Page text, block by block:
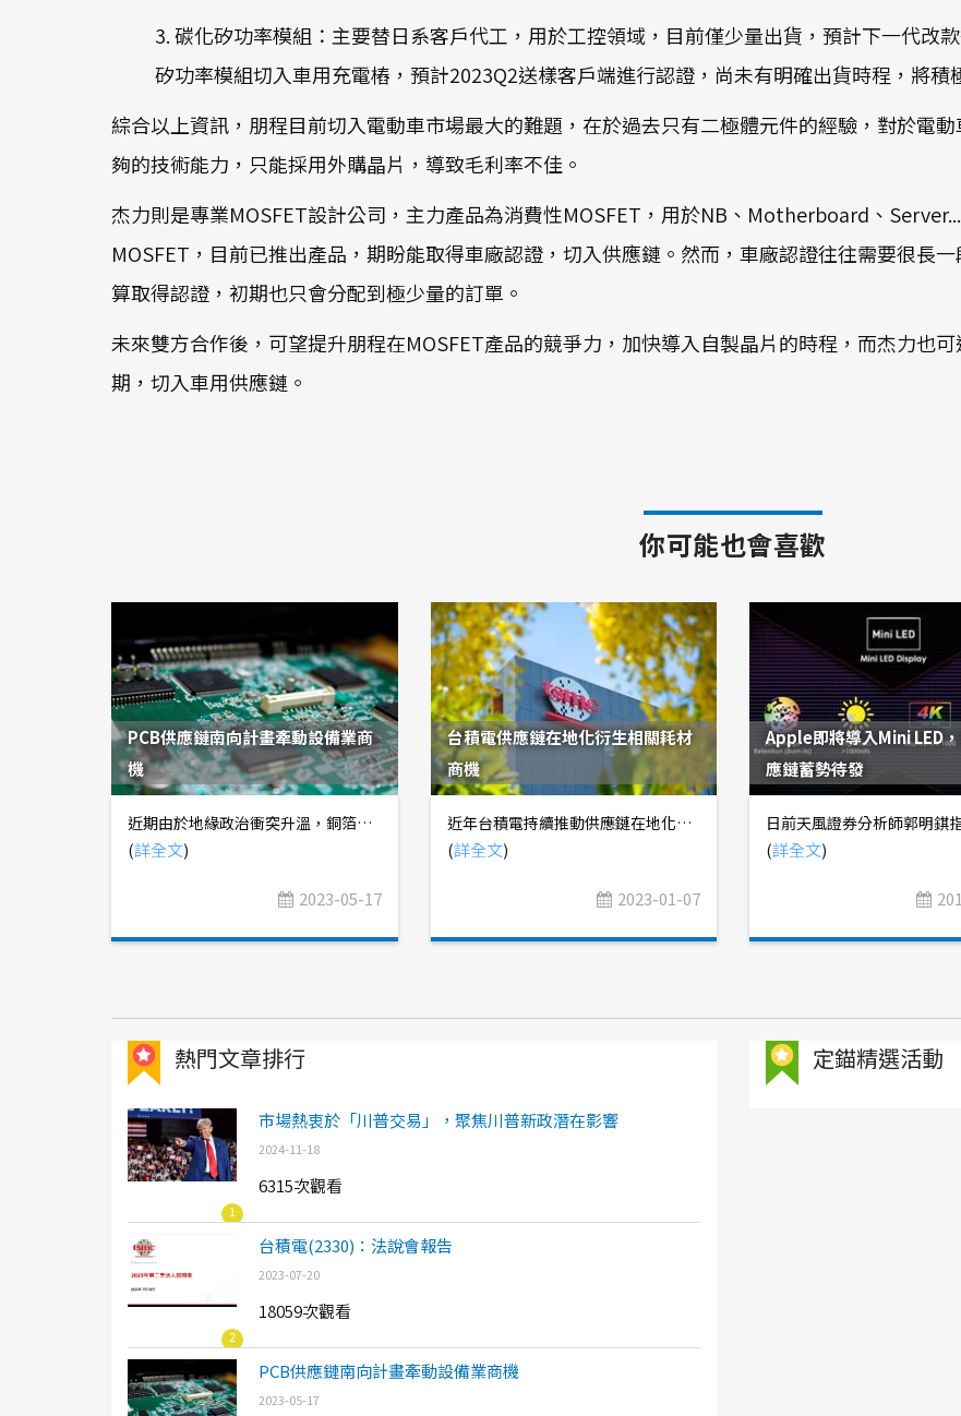
3. 碳化矽功率模組：主要替日系客戶代工，用於工控領域，目前僅少量出貨，預計下一代改
矽功率模組切入車用充電樁，預計2023Q2送樣客戶端進行認證，尚未有明確出貨時程，將積
綜合以上資訊，朋程目前切入電動車市場最大的難題，在於過去只有二極體元件的經驗，對於電
夠的技術能力，只能採用外購晶片，導致毛利率不佳。
杰力則是專業MOSFET設計公司，主力產品為消費性MOSFET，用於NB、Motherboard、
MOSFET，目前已推出產品，期盼能取得車廠認證，切入供應鏈。然而，車廠認證往往需要很長
算取得認證，初期也只會分配到極少量的訂單。
未來雙方合作後，可望提升朋程在MOSFET產品的競爭力，加快導入自製晶片的時程，而杰力也
期，切入車用供應鏈。
你可能也會喜歡
PCB供應鏈南向計畫牽動設備業商
機
近期由於地緣政治衝突升溫，銅箔基板(CCL)業者在客戶分散產地的要求下，陸續公佈前往泰國設廠的計畫。 1) 台燿：2023年5月4日召開法說會，公佈2023Q1財報，提及本季從中國匯出新台幣21億元，被課徵所得稅率20%，折合所得稅費用約4.2億元，導致2023Q1財報虧損。據了解，公司從中國匯出資金，主要是為了前往泰國設廠，該廠房一期產能30萬張/月，2025年正式投產，未來視客戶需求可逐步擴充至90~120萬張/月。 2) 聯茂：2023年3月開始，分階段完成建廠計畫，預計2025年初正式投產，該廠房一期投資金額15.36億元，約當於產能30萬張/月。 3) 台光電：2021年購置桃園大園廠土地，原先規畫建立最先進載板產線及研發中心，一期產能30萬張/月，但近期暫緩投資，轉向前往泰國設廠，預計2025年正式投產。 由於CCL廠商前往泰國設廠的計畫，需經歷購置土地、進行環評......等多項程序，預期廠房主建物將於2024年陸續完工，2024年底以前進駐設備並開始試產，2025上半年正式投產。 CCL製造流程(詳見【圖一】)，是運用含浸機，讓樹脂充分滲入玻纖布的空隙中，再運用塗佈機上膠，稱為「膠片」；接著再把膠片與銅箔黏合，在高溫高壓下，形成積層板。國內CCL設備最具代表性的廠商為亞泰金屬，該公司提供含浸機、塗佈機，除了供應CCL、軟性銅箔基板(FCCL)客戶以外，也可用於被動元件、鋰電池、碳纖維......等不同領域。 【圖一】銅箔基板製作流程 泰國原本就是PCB產業重鎮，包括泰鼎-KY、競國、敬鵬......等廠商，皆在當地設有廠房。 1) 泰鼎-KY：近期進行泰國三廠擴建計畫，完工後產能可達100萬平方公尺/月，主要生產8層以下光電板、車用板......等，近年也積極開發高階HDI板技術，但目前為止出貨規模不大。 2) 競國：泰國廠產能10萬平方公尺/月，約佔公司總產能40%，主要生產8層以下車用板、家電板......等。 3) 敬鵬：車用板營收佔比高達80%以上，以規格較低的傳統板為主，泰國廠目前佔公司總產能約9%，未來公司將逐步將中國廠產能轉移至泰國。 由於上述幾家公司主要生產10層以下傳統版，通常採用規格較低的標準型CCL，主要供應商為南亞、建滔......等。近期台光電、台燿、聯茂前往泰國設廠，並非是有意經營這幾家客戶，而是看準欣興、華通、臻鼎-KY......等，專注於IC載板、HDI板、網通板、伺服器板......等高階產品的廠商，陸續公佈前往東南亞設廠的計畫。 1) 欣興：2023年4月21日發佈重訊，斥資12.3億泰銖，取得工業用地，但並未說明詳細擴產計畫。 2) 景碩：目前尚未決定是否前往東南亞設廠，但確實有收到客戶要求，將優先考慮馬來西亞，而非泰國，主因馬來西亞半導體封測產業鏈相對較完整。 3) 南電：正在評估於東南亞設廠，泰國、馬來西亞、越南都是可能選項。 4) 金像電：2023年5月11日發布重訊，將斥資4,500萬美元，前往泰國設立子公司，預計2023年動土。 5) 華通：2023年4月26日發佈重訊，斥資9.6億泰銖，取得工業用地，預計2023年底以前完成土木工程，最快2024年正式投產，優先滿足衛星板客戶的需求。 6) 定穎：2022年10月21日發布重訊，斥資2.88億泰銖，取得工業用地，預計2024Q4正式投產，第一期產能5~6萬平方公尺/月，工廠採用高度自動化的智慧工廠，產品主要是多層板、HDI板，以及含有高頻/高速材料的ADAS、毫米波雷達板、網通板、伺服器板......等。 7) 滬士電：2023年5月3日發布重訊，董事會已通過前往泰國投資意向，預計斥資10億泰銖，滿足客戶分散產地的需求。 8) 志超：2022年11月25日發布重訊，將斥資1,000萬美元，前往越南設立子公司，主要生產NB板、光電板。 由於多數PCB廠商皆在2022~2023年取得土地，並開始進行土木工程，預計2024年廠房主建物陸續完工，2025年正式投產，故PCB設備業者將在2024年受惠於新廠進駐設備的商機。原則上，在新廠開始動土後，PCB廠商會陸續釋出設備採購訂單，接到訂單的設備廠商會收到一筆訂金，帳列「合約負債」；在廠房主建物完工後，開始進行設備點交、裝機、驗收，設備廠商會收到一筆尾款，並將「合約負債」實現為營收，時間點通常在正式量產前2~3個季度，故後續應密切追蹤各家設備廠商「合約負債」增減情形。 PCB製造流程，是先用CNC機台，將銅箔基板裁切成需要的面積，裁切所需的CNC設備，通常是由工具機廠商提供，例如友佳、亞崴、東台、高鋒、喬福、程泰、福裕、瀧澤科......等。 如果是結構較簡單的單層板、雙層板，在裁切完畢後，即可進行鑽孔，並根據孔的用途不同，決定後續是否要在孔內進行電鍍。如果是用於打件，或是連通不同層板之間的電路，則需要在孔內不導電的樹脂、玻璃纖維上鍍一層銅，故又稱為「一次銅」；如果只是為了卡外部結構、連接器，預留鎖螺絲的孔位，則無須進行電鍍。 鑽孔製程可分為機械鑽孔、雷射鑽孔兩大類，供應商包括東台、大量科技、瀧澤科......等，機械鑽孔所需鑽針供應商包括Union Tool、尖點、高僑、凱崴......等。鑽孔的孔型是否完整，以及電鍍填孔是否能使表面平整，將影響到產品品質。 至於結構較複雜的多層板，則需要先製作內層(詳見【圖二】)，先經由塗佈設備，在銅箔基板表面塗佈一層感光乾膜，再用烘烤設備將表面烘乾，台系PCB塗佈、烘烤設備廠包括群翊、志聖、科嶠......等。接著再以負片流程繪製電路，亦即內層底片電路圖案是透明的，在曝光製程中，電路圖案的感光乾膜受到光照會產生化學作用而硬化，後續再用顯影劑、蝕刻劑將未感光乾膜及下方銅箔去除，已曝光的部份則用去膜劑將上方硬化的感光乾膜去除、留下銅箔，形成電路圖案，台系PCB曝光、顯影、蝕刻設備廠包括川寶、志聖、揚博......等。接下來用AOI光學檢測設備，確認電路是否繪製無誤，並將電路表面進行棕化處理，防止接觸空氣氧化，並增加表面粗糙度，台系AOI光學檢測設備廠包括牧德、德律、由田......等。 【圖二】PCB內層製作流程 待內層製作完畢後，將內層與外層進行壓合、鑽孔，建立主結構後，再以正片流程繪製外層電路，亦即外層底片電路圖案是不透明的，在曝光製程中，非電路圖案的感光乾膜受到光照會產生化學作用而硬化，再用顯影劑把電路圖案部份的未感光乾膜去除，並在電路圖案表面鍍上錫/鉛。 【圖三】PCB外層製作流程-1 接下來再用去膜劑、蝕刻劑將已感光乾膜及下方銅箔去除，露出下方底層基板樹脂，電路圖案部份因有錫、鉛保護不會被去除，再將錫/鉛剝離、留下銅箔，形成電路圖案。最後在PCB表面印上文字，標示相關資訊，並針對外型進行美化後，即可送交檢測、包裝、出貨。 【圖四】PCB外層製作流程-2 以上是PCB製作流程簡介，未來定錨研究團隊也會持續追蹤相關設備廠商，如果需要更新資訊，可加入網站訂閱會員，即可從下方連結進入會員限定版本。 PCB供應鏈南向計畫牽動設備業商機(會員限定)：https://investanchors.com/user/vip_contents/16842279491035
(詳全文)
2023-05-17
台積電供應鏈在地化衍生相關耗材
商機
近年台積電持續推動供應鏈在地化，在烏俄戰爭後，全球半導體產業一度面臨氖氣短缺的問題，導致氖氣價格大幅飆升，更加突顯供應鏈在地化的重要性。綜觀晶圓製造成本結構，矽晶圓佔比約30~35%、光罩佔比約10~15%，化學藥劑、特殊氣體......等佔比約5~10%。儘管化學藥劑、特殊氣體成本佔比不高，卻是攸關製程良率的重要一環，2019年4月台積電南科14B廠就爆發出光阻劑材料汙染事件，導致10萬片晶圓報廢，損失高達5.5億美元。 半導體特殊氣體主要分為四個等級，難度由高到低分別為第一級「合成」、第二級「純化」、第三級「混氣與轉充填」，以及第四級「微量分析、特殊部件設計組裝」，越前段的製程享有越高的毛利率。 而在半導體製程的不同階段，會分別需要使用不同的化學藥劑或特殊氣體(詳見【圖一】)，目前台積電所使用的化學藥劑、特殊氣體，主要是由海外廠商供應，例如特殊氣體供應商普萊克斯(Praxair)、林德(Linde)、大陽日酸(Taiyo Nippon Sanso)、液空(Air Liquide)，光阻劑供應商JSR、信越(Shin Etsu)、杜邦(DuPont)，研磨液供應商Fujimi。 【圖一】半導體製程特殊氣體及化學藥劑 1. 爐管鍍膜、化學氣象沉積(CVD)製程： 主要目的是要讓矽晶圓上附著二氧化矽(SiO2)、(氮化矽)Si3N4薄膜，需要使用一氧化二氮(N2O)、矽甲烷(SiH4)；如果是先進製程，對薄膜的緻密度、平滑性、摻雜兼容性......等要求更高，會需要使用矽乙烷((Si2H6)，產品單價是矽甲烷的100倍；而未來更尖端的製程，有可能會需要使用矽丙烷(Si3H8)，產品單價是矽乙烷的5倍。 在薄膜沉積製程完工後，仍會有一些氣體殘留在設備中，此時需要F2、N2進行清潔，確保設備潔淨度符合標準。 2. 深紫外光(DUV)微影製程： 先在鍍上薄膜的矽晶圓表面，塗佈一層光阻劑，再用準分子雷射將光罩畫好的電路圖轉印到矽晶圓表面，最後用顯影劑將不必要的光阻層去除。由於不同製程節點，將使用不同波長的深紫外光，也會連帶影響到準分子雷射氣體的材質，主要分為氟化氬(ArF)、氟化氪(KrF)兩種。 在製程持續期間內，氟化氬、氟化氪氣體將持續耗損，而氖氣也因暴露在大量離子中而摻入雜質，導致純度降低，每隔一段時間就需要更換。氖氣依照純度區分，可分為粗氖、純氖、電子級氖、電子級氖混氣(Ne Mix)，在烏俄戰爭前，烏克蘭佔全球電子級氖氣供給約70%。 在烏俄戰爭後，全球電子級氖混氣價格大漲數十倍，主因氖氣佔半導體製造的成本比例很低，比起停產的損失，廠商更願意高價收購，以維持產線運作。儘管部份設備業者曾提出減少氖氣用量30%的解決方案，但將會導致設備腔體加速耗損，考量設備折舊成本昂貴，這個方案只能作為暫時性替代，無法成為主流。 然而，近期受到成熟製程晶圓代工產能利用率下滑、記憶體減產、廠商囤貨告一段落......等因素影響，電子級氖混氣價格已大幅回落，短期內恐難以回到年初高點。 3. 蝕刻製程： 根據微影製程所繪製的電路圖，用六氟丁二烯(C4F6)、四氟化矽(SiF4)......等氣體，將先前附著在矽晶圓表面二氧化矽、氮化矽薄膜去除。 雖然上述製程所使用到的化學藥劑、特殊氣體，多數是由海外廠商供應，但商業模式通常是由海外母公司負責第一級、第二級前段製程，再由在台獨資或合資子公司負責第三級、第四級後段製程，或是透過代理商銷售，故相關合資廠商、代理商皆受惠於台積電對半導體級化學藥劑、特殊氣體的需求；此外，許多本土供應鏈，也積極發展半導體級化學藥劑、特殊氣體，受惠於台積電推動供應鏈本土化，供貨比重逐漸提升，也持續朝高技術門檻、高附加價值的產品發展，更值得持續追蹤。
(詳全文)
2023-01-07
Apple即將導入Mini LED
應鏈蓄勢待發
(詳全文)
熱門文章排行
1
市場熱衷於「川普交易」，聚焦川普新政潛在影響
2024-11-18
6315次觀看
2
台積電(2330)：法說會報告
2023-07-20
18059次觀看
PCB供應鏈南向計畫牽動設備業商機
2023-05-17
定錨精選活動